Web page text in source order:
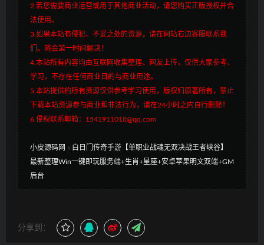
2.若您需要商业运营或用于其他商业活动，请您购买正版授权并合
法使用。
3.如果本站有侵犯、不妥之处的资源，请在网站右边客服联系我
们。将会第一时间解决！
4.本站所有内容均由互联网收集整理、网友上传，仅供大家参考、
学习，不存在任何商业目的与商业用途。
5.本站提供的所有资源仅供参考学习使用，版权归原著所有，禁止
下载本站资源参与商业和非法行为，请在24小时之内自行删除！
6.侵权联系邮箱：1541911018@qq.com
小皮源码网 » 白日门传奇手游【单职业战魂无双决战王者峡谷】
最新整理Win一键即玩服务端+生肖+星座+安卓苹果明文双端+GM
后台
分享到：